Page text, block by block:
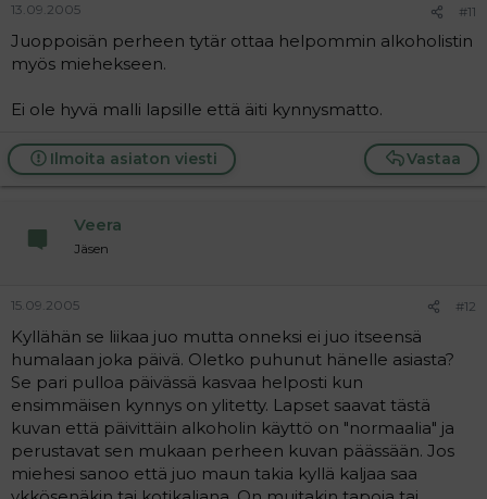
13.09.2005 #11
Juoppoisän perheen tytär ottaa helpommin alkoholistin
myös miehekseen.
Ei ole hyvä malli lapsille että äiti kynnysmatto.
Vastaa
Ilmoita asiaton viesti
Veera
Jäsen
15.09.2005 #12
Kyllähän se liikaa juo mutta onneksi ei juo itseensä
humalaan joka päivä. Oletko puhunut hänelle asiasta?
Se pari pulloa päivässä kasvaa helposti kun
ensimmäisen kynnys on ylitetty. Lapset saavat tästä
kuvan että päivittäin alkoholin käyttö on "normaalia" ja
perustavat sen mukaan perheen kuvan päässään. Jos
miehesi sanoo että juo maun takia kyllä kaljaa saa